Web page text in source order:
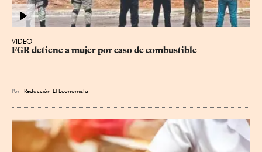
VIDEO
FGR detiene a mujer por caso de combustible
Por Redacción El Economista